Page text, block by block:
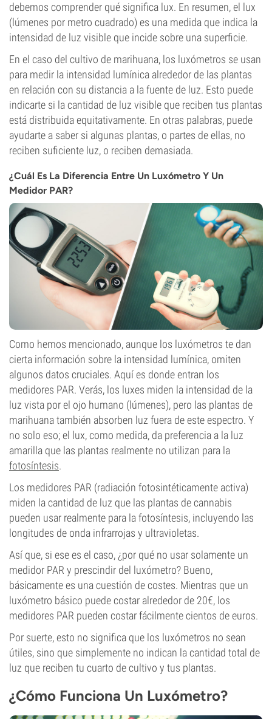
debemos comprender qué significa lux. En resumen, el lux
(lúmenes por metro cuadrado) es una medida que indica la
intensidad de luz visible que incide sobre una superficie.
En el caso del cultivo de marihuana, los luxómetros se usan
para medir la intensidad lumínica alrededor de las plantas
en relación con su distancia a la fuente de luz. Esto puede
indicarte si la cantidad de luz visible que reciben tus plantas
está distribuida equitativamente. En otras palabras, puede
ayudarte a saber si algunas plantas, o partes de ellas, no
reciben suficiente luz, o reciben demasiada.
¿Cuál Es La Diferencia Entre Un Luxómetro Y Un
Medidor PAR?
Como hemos mencionado, aunque los luxómetros te dan
cierta información sobre la intensidad lumínica, omiten
algunos datos cruciales. Aquí es donde entran los
medidores PAR. Verás, los luxes miden la intensidad de la
luz vista por el ojo humano (lúmenes), pero las plantas de
marihuana también absorben luz fuera de este espectro. Y
no solo eso; el lux, como medida, da preferencia a la luz
amarilla que las plantas realmente no utilizan para la
fotosíntesis.
Los medidores PAR (radiación fotosintéticamente activa)
miden la cantidad de luz que las plantas de cannabis
pueden usar realmente para la fotosíntesis, incluyendo las
longitudes de onda infrarrojas y ultravioletas.
Así que, si ese es el caso, ¿por qué no usar solamente un
medidor PAR y prescindir del luxómetro? Bueno,
básicamente es una cuestión de costes. Mientras que un
luxómetro básico puede costar alrededor de 20€, los
medidores PAR pueden costar fácilmente cientos de euros.
Por suerte, esto no significa que los luxómetros no sean
útiles, sino que simplemente no indican la cantidad total de
luz que reciben tu cuarto de cultivo y tus plantas.
¿Cómo Funciona Un Luxómetro?